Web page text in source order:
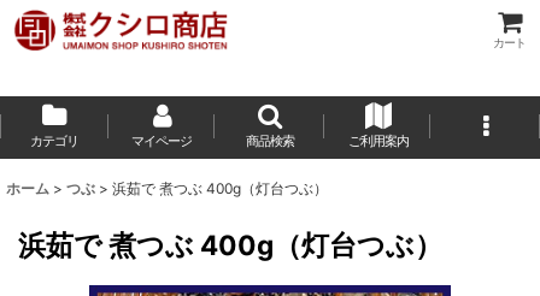
カート
カテゴリ マイページ 商品検索 ご利用案内
ホーム > つぶ > 浜茹で 煮つぶ 400g（灯台つぶ）
浜茹で 煮つぶ 400g（灯台つぶ）